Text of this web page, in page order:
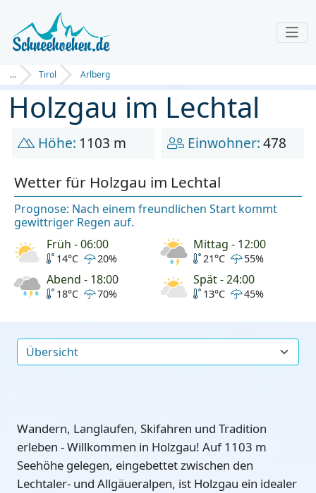
... Tirol Arlberg
Holzgau im Lechtal
Höhe: 1103 m Einwohner:478
Wetter für Holzgau im Lechtal
Prognose: Nach einem freundlichen Start kommt
gewittriger Regen auf.
Früh - 06:00
14°C 20%
Mittag - 12:00
21°C 55%
Abend - 18:00
18°C 70%
Spät - 24:00
13°C 45%
Wandern, Langlaufen, Skifahren und Tradition
erleben - Willkommen in Holzgau! Auf 1103 m
Seehöhe gelegen, eingebettet zwischen den
Lechtaler- und Allgäueralpen, ist Holzgau ein idealer